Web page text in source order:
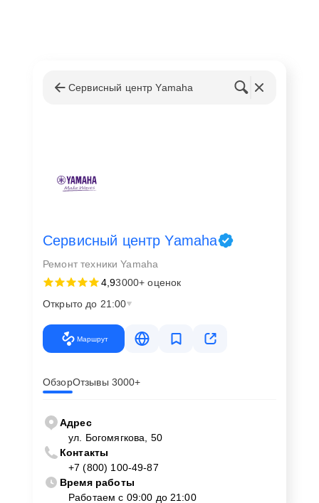
Сервисный центр Yamaha
Сервисный центр Yamaha
Ремонт техники Yamaha
4,93000+ оценок
Открыто до 21:00
Маршрут
ОбзорОтзывы 3000+
Адрес
ул. Богомягкова, 50
Контакты
+7 (800) 100-49-87
Время работы
Работаем с 09:00 до 21:00